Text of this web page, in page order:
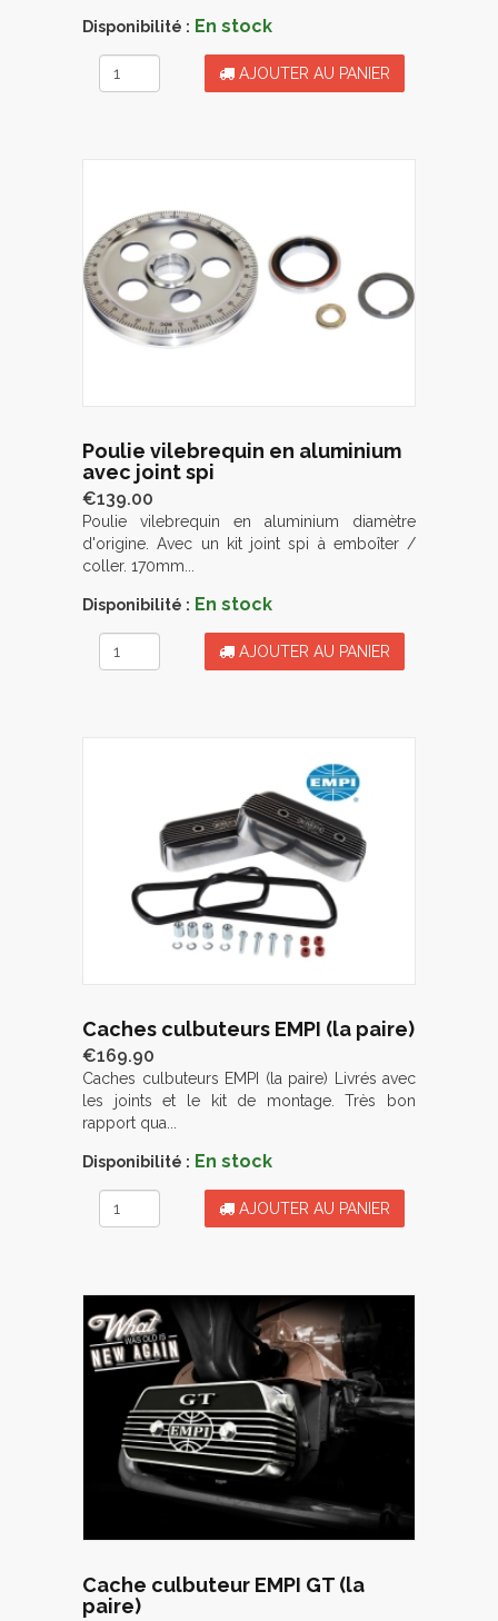
Disponibilité : En stock
AJOUTER AU PANIER
Poulie vilebrequin en aluminium
avec joint spi
€139.00
Poulie vilebrequin en aluminium diamètre
d'origine. Avec un kit joint spi à emboîter /
coller. 170mm...
Disponibilité : En stock
AJOUTER AU PANIER
Caches culbuteurs EMPI (la paire)
€169.90
Caches culbuteurs EMPI (la paire) Livrés avec
les joints et le kit de montage. Très bon
rapport qua...
Disponibilité : En stock
AJOUTER AU PANIER
Cache culbuteur EMPI GT (la
paire)